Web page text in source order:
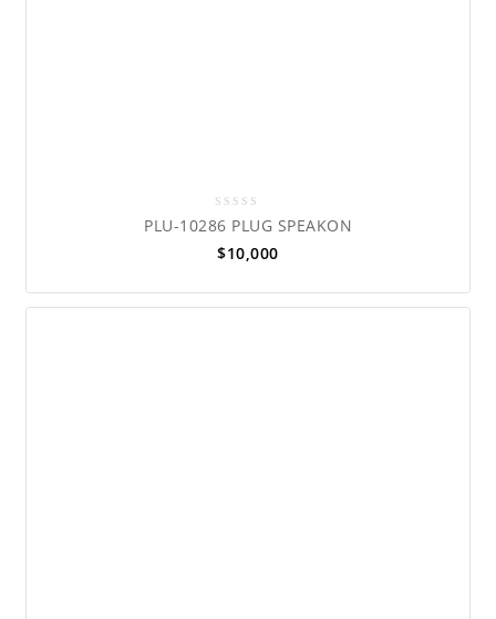
0
out
of
PLU-10286 PLUG SPEAKON
$10,000